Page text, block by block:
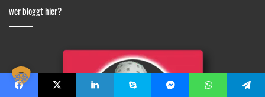
wer bloggt hier?